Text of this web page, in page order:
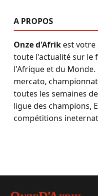
A PROPOS
Onze d'Afrikest votre
toute l'actualité sur le
l'Afrique et du
mercato,
toutes les semaines
ligue des champions,
compétitions